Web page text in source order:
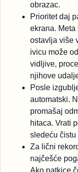
obrazac.
Prioritet daj
ekrana.
ostavlja više
ivicu može
vidljive,
njihove
Posle
automatski.
promašaj
hitaca. Vrati
sledeću čistu
Za lični
najčešće